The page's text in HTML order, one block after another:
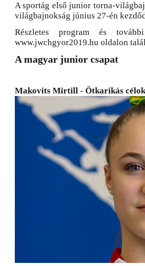
A sportág első junior torna-
világbajnokság június 27-én
Részletes program és
www.jwchgyor2019.hu oldalon
A magyar junior csapat
Makovits Mirtill - Ötkarikás